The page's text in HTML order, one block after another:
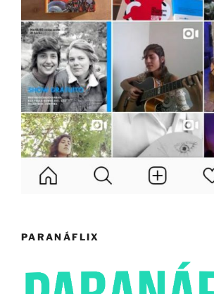
PARANÁFLIX